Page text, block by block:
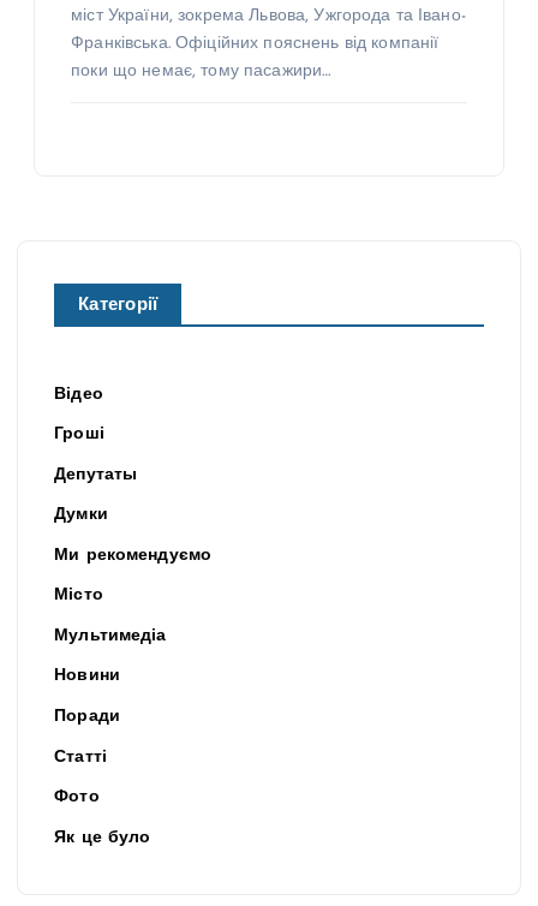
міст України, зокрема Львова, Ужгорода та Івано-
Франківська. Офіційних пояснень від компанії
поки що немає, тому пасажири…
Категорії
Відео
Гроші
Депутаты
Думки
Ми рекомендуємо
Місто
Мультимедіа
Новини
Поради
Статті
Фото
Як це було